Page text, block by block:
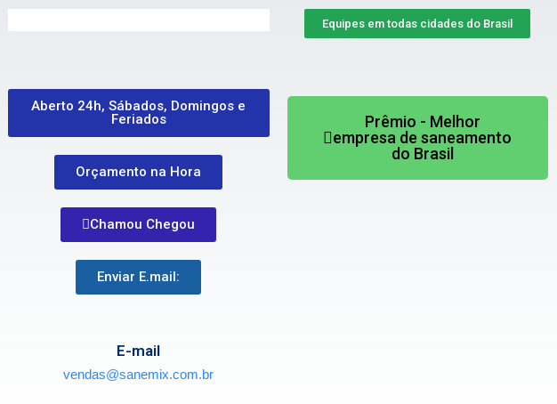
Aberto 24h, Sábados, Domingos e
Feriados
Orçamento na Hora
Chamou Chegou
Enviar E.mail:
E-mail
vendas@sanemix.com.br
Equipes em todas cidades do Brasil
Prêmio - Melhor
empresa de saneamento
do Brasil